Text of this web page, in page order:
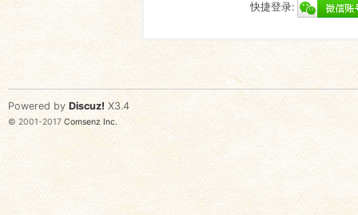
快捷登录:
Powered by Discuz! X3.4
© 2001-2017 Comsenz Inc.